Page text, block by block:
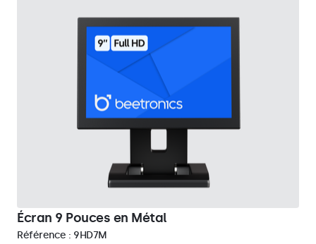
Écran 9 Pouces en Métal
Référence : 9HD7M